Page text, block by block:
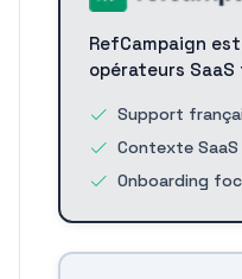
RefCampaign
opérateurs
Support
Contexte SaaS
Onboarding